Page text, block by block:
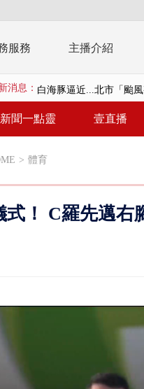
服務 主播介紹
消息： 白海豚逼近...北市「颱
壹氣象／白海豚進逼！
新聞一點靈 壹直播
> 體育
式！ C羅先邁右